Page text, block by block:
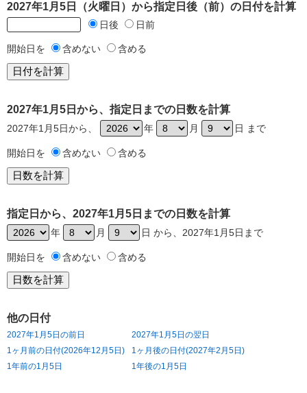
2027年1月5日（火曜日）から指定日後（前）の日付を計算
日後 日前
開始日を 含めない 含める
2027年1月5日から、指定日までの日数を計算
2027年1月5日から、 年 月 日 まで
開始日を 含めない 含める
指定日から、2027年1月5日までの日数を計算
年 月 日 から、2027年1月5日まで
開始日を 含めない 含める
他の日付
2027年1月5日の前日
2027年1月5日の翌日
1ヶ月前の日付(2026年12月5日)
1ヶ月後の日付(2027年2月5日)
1年前の1月5日
1年後の1月5日